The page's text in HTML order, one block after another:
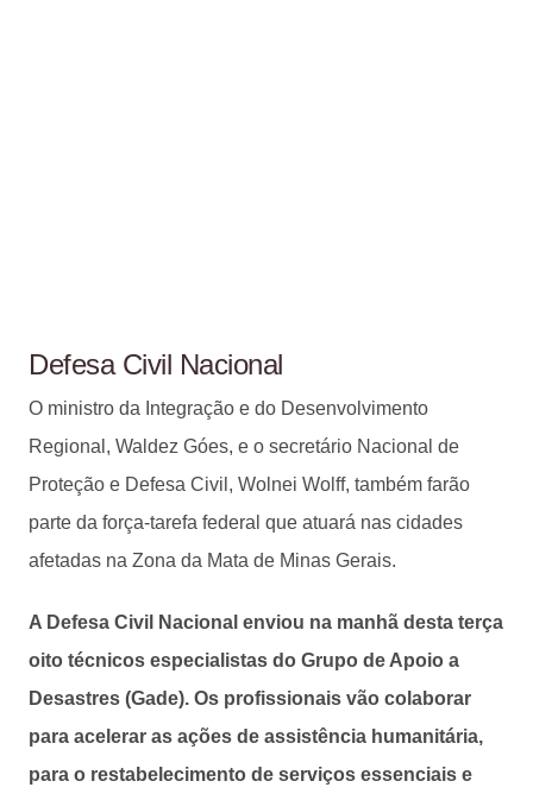
Defesa Civil Nacional
O ministro da Integração e do Desenvolvimento
Regional, Waldez Góes, e o secretário Nacional de
Proteção e Defesa Civil, Wolnei Wolff, também farão
parte da força-tarefa federal que atuará nas cidades
afetadas na Zona da Mata de Minas Gerais.
A Defesa Civil Nacional enviou na manhã desta terça
oito técnicos especialistas do Grupo de Apoio a
Desastres (Gade). Os profissionais vão colaborar
para acelerar as ações de assistência humanitária,
para o restabelecimento de serviços essenciais e